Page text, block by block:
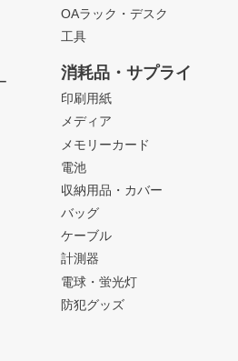
OAラック・デスク
工具
消耗品・サプライ
印刷用紙
メディア
メモリーカード
電池
収納用品・カバー
バッグ
ケーブル
計測器
電球・蛍光灯
防犯グッズ